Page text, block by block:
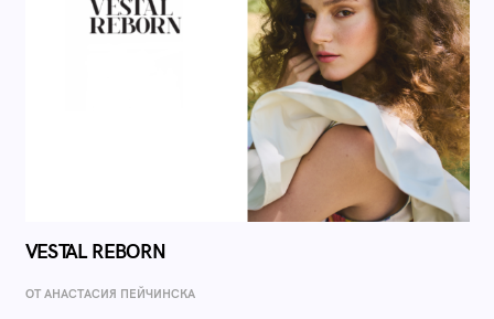
VESTAL REBORN
ОТ AНАСТАСИЯ ПЕЙЧИНСКА